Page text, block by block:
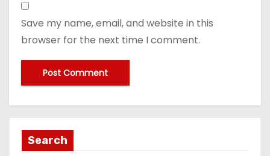
Save my name, email, and website in this
browser for the next time I comment.
Search